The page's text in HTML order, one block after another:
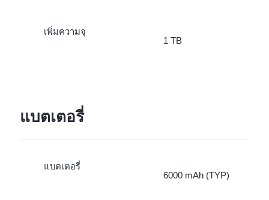
เพิ่มความจุ
1 TB
แบตเตอรี่
แบตเตอรี่
6000 mAh (TYP)